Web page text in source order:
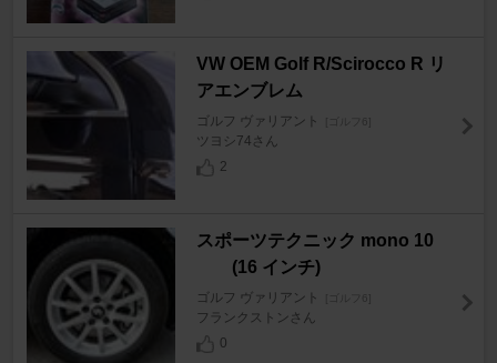
VW OEM Golf R/Scirocco R リ
アエンブレム
ゴルフ ヴァリアント
ツヨシ74さん
2
スポーツテクニック mono 10
(16 インチ)
ゴルフ ヴァリアント
フランクストンさん
0